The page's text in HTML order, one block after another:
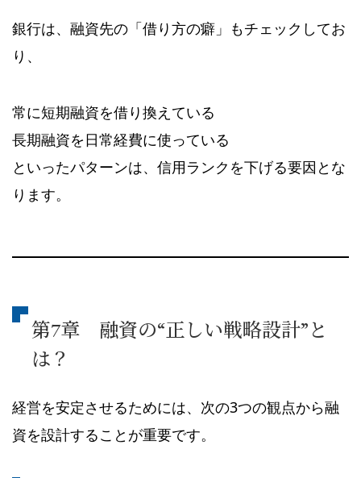
銀行は、融資先の「借り方の癖」もチェックしてお
り、
常に短期融資を借り換えている
長期融資を日常経費に使っている
といったパターンは、信用ランクを下げる要因とな
ります。
第7章 融資の“正しい戦略設計”と
は？
経営を安定させるためには、次の3つの観点から融
資を設計することが重要です。